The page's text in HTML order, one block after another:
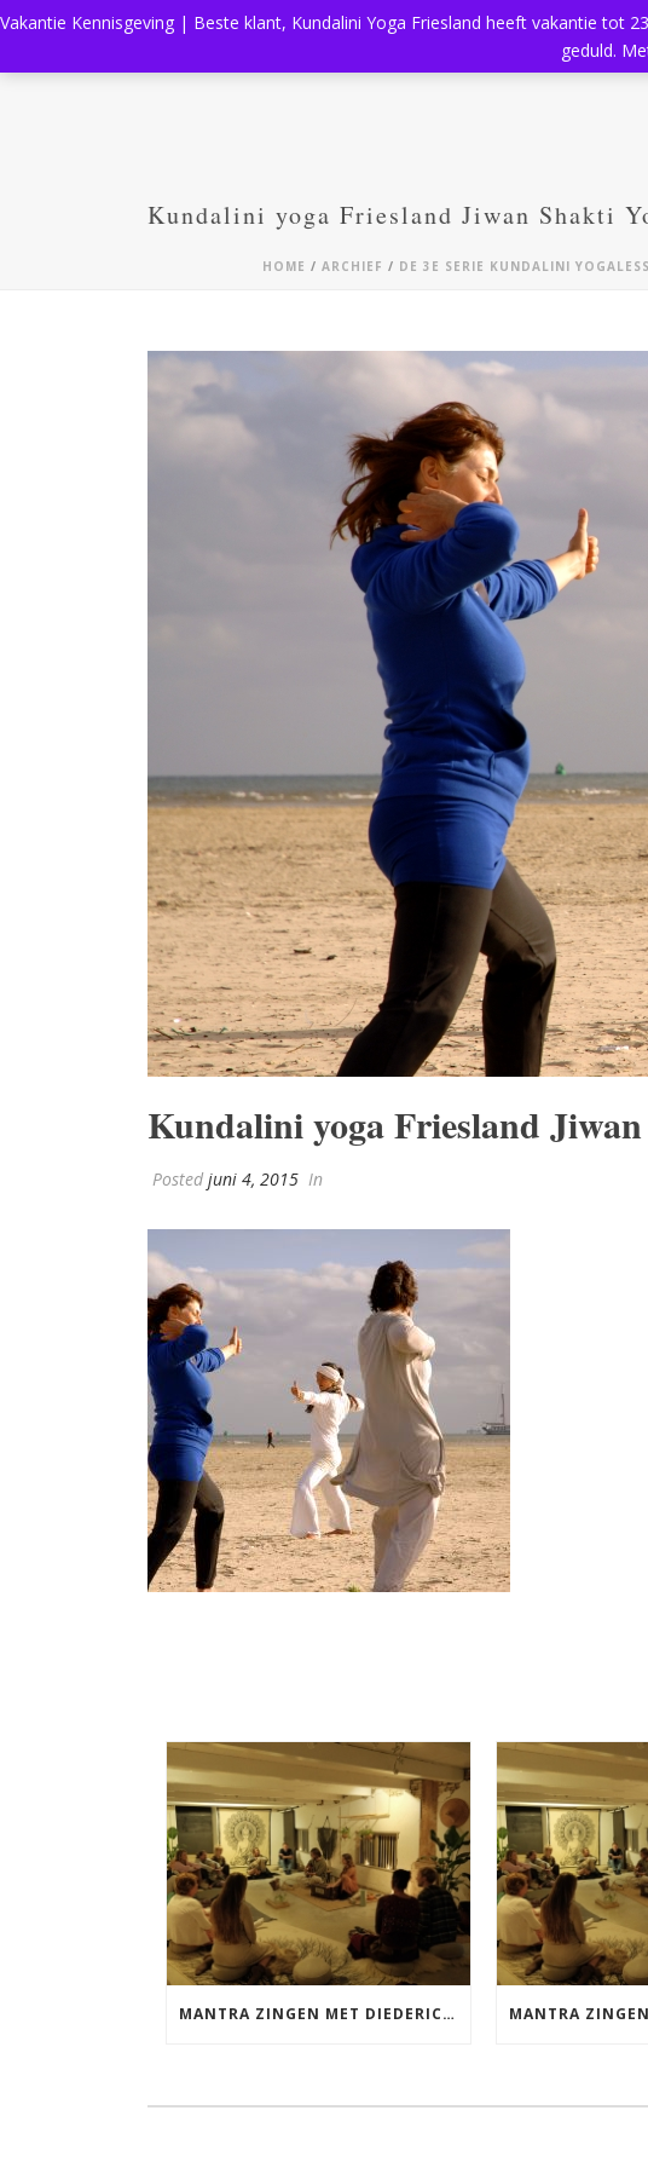
Kundalini yoga Friesland Jiwan Shakti
HOME / ARCHIEF / DE 3E SERIE KUNDALINI
Kundalini yoga Friesland
Posted juni 4, 2015 In
MANTRA ZINGEN MET DIEDERICK VRIJDAG 25 SEPTEMBER EN 20 NOVEMBER
Vakantie Kennisgeving | Beste klant, Kundalini Yoga Friesland heeft vakantie tot
geduld.